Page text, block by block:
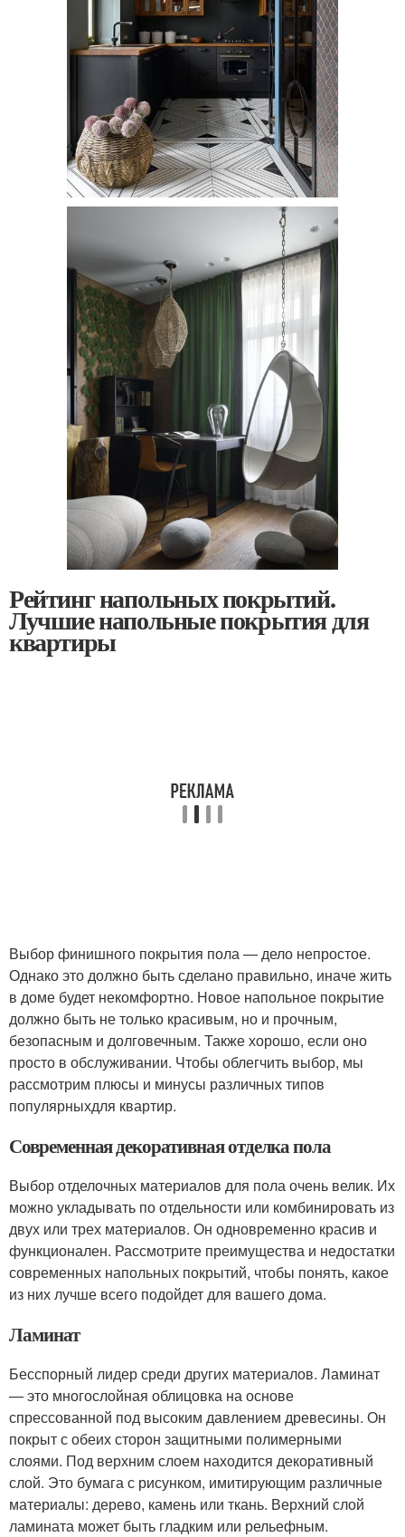
Рейтинг напольных покрытий.
Лучшие напольные покрытия для
квартиры
Выбор финишного покрытия пола — дело непростое.
Однако это должно быть сделано правильно, иначе жить
в доме будет некомфортно. Новое напольное покрытие
должно быть не только красивым, но и прочным,
безопасным и долговечным. Также хорошо, если оно
просто в обслуживании. Чтобы облегчить выбор, мы
рассмотрим плюсы и минусы различных типов
популярныхдля квартир.
Современная декоративная отделка пола
Выбор отделочных материалов для пола очень велик. Их
можно укладывать по отдельности или комбинировать из
двух или трех материалов. Он одновременно красив и
функционален. Рассмотрите преимущества и недостатки
современных напольных покрытий, чтобы понять, какое
из них лучше всего подойдет для вашего дома.
Ламинат
Бесспорный лидер среди других материалов. Ламинат
— это многослойная облицовка на основе
спрессованной под высоким давлением древесины. Он
покрыт с обеих сторон защитными полимерными
слоями. Под верхним слоем находится декоративный
слой. Это бумага с рисунком, имитирующим различные
материалы: дерево, камень или ткань. Верхний слой
ламината может быть гладким или рельефным.